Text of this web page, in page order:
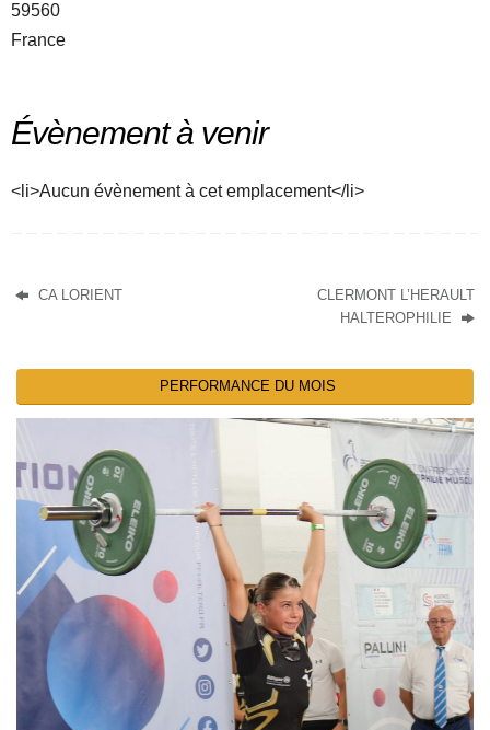
59560
France
Évènement à venir
<li>Aucun évènement à cet emplacement</li>
CA LORIENT
CLERMONT L’HERAULT
HALTEROPHILIE
PERFORMANCE DU MOIS